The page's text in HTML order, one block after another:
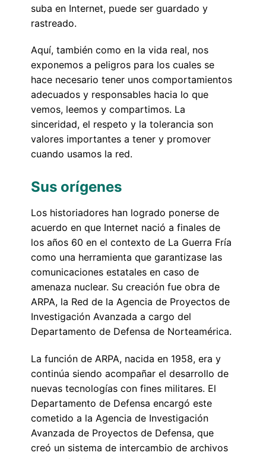
suba en Internet, puede ser guardado y
rastreado.
Aquí, también como en la vida real, nos
exponemos a peligros para los cuales se
hace necesario tener unos comportamientos
adecuados y responsables hacia lo que
vemos, leemos y compartimos. La
sinceridad, el respeto y la tolerancia son
valores importantes a tener y promover
cuando usamos la red.
Sus orígenes
Los historiadores han logrado ponerse de
acuerdo en que Internet nació a finales de
los años 60 en el contexto de La Guerra Fría
como una herramienta que garantizase las
comunicaciones estatales en caso de
amenaza nuclear. Su creación fue obra de
ARPA, la Red de la Agencia de Proyectos de
Investigación Avanzada a cargo del
Departamento de Defensa de Norteamérica.
La función de ARPA, nacida en 1958, era y
continúa siendo acompañar el desarrollo de
nuevas tecnologías con fines militares. El
Departamento de Defensa encargó este
cometido a la Agencia de Investigación
Avanzada de Proyectos de Defensa, que
creó un sistema de intercambio de archivos